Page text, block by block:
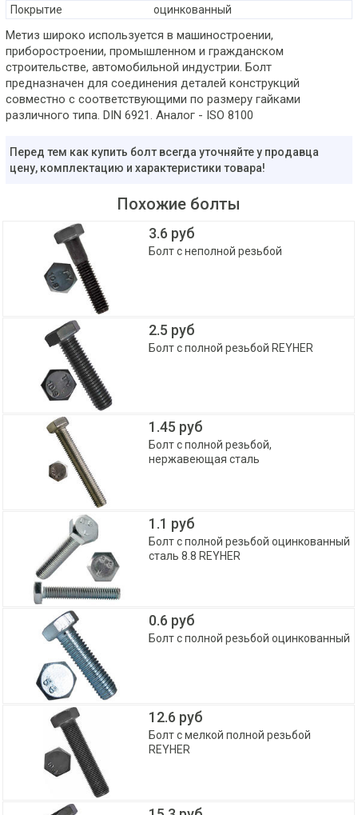
Покрытие
оцинкованный
Метиз широко используется в машиностроении,
приборостроении, промышленном и гражданском
строительстве, автомобильной индустрии. Болт
предназначен для соединения деталей конструкций
совместно с соответствующими по размеру гайками
различного типа. DIN 6921. Аналог - ISO 8100
Перед тем как купить болт всегда уточняйте у продавца
цену, комплектацию и характеристики товара!
Похожие болты
3.6 руб
Болт с неполной резьбой
2.5 руб
Болт с полной резьбой REYHER
1.45 руб
Болт с полной резьбой,
нержавеющая сталь
1.1 руб
Болт с полной резьбой оцинкованный
сталь 8.8 REYHER
0.6 руб
Болт с полной резьбой оцинкованный
12.6 руб
Болт с мелкой полной резьбой
REYHER